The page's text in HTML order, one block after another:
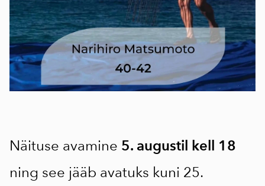
Näituse avamine 5. augustil kell 18
ning see jääb avatuks kuni 25.